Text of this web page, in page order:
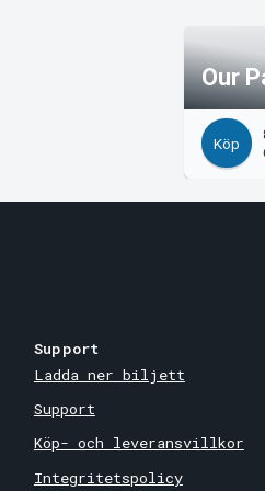
Our
Köp
Support
Ladda ner biljett
Support
Köp- och leveransvillkor
Integritetspolicy